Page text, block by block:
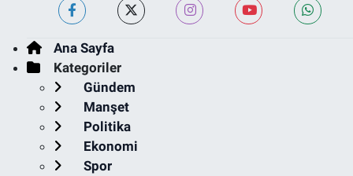
Ana Sayfa
Kategoriler
Gündem
Manşet
Politika
Ekonomi
Spor